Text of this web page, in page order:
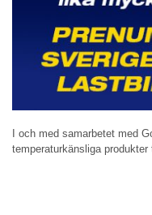
I och med samarbetet med
temperaturkänsliga produkter